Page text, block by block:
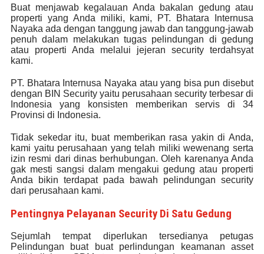
Buat menjawab kegalauan Anda bakalan gedung atau
properti yang Anda miliki, kami, PT. Bhatara Internusa
Nayaka ada dengan tanggung jawab dan tanggung-jawab
penuh dalam melakukan tugas pelindungan di gedung
atau properti Anda melalui jejeran security terdahsyat
kami.
PT. Bhatara Internusa Nayaka atau yang bisa pun disebut
dengan BIN Security yaitu perusahaan security terbesar di
Indonesia yang konsisten memberikan servis di 34
Provinsi di Indonesia.
Tidak sekedar itu, buat memberikan rasa yakin di Anda,
kami yaitu perusahaan yang telah miliki wewenang serta
izin resmi dari dinas berhubungan. Oleh karenanya Anda
gak mesti sangsi dalam mengakui gedung atau properti
Anda bikin terdapat pada bawah pelindungan security
dari perusahaan kami.
Pentingnya Pelayanan Security Di Satu Gedung
Sejumlah tempat diperlukan tersedianya petugas
Pelindungan buat buat perlindungan keamanan asset